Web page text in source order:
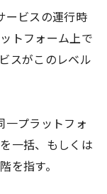
ービスの運行時
トフォーム上で
スがこのレベル
一プラットフォ
一括、もしくは
を指す。